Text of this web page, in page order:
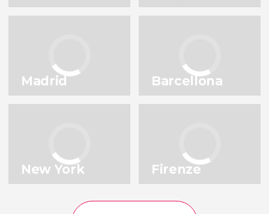
Milano Lisbona
Turchia Repubblica Ceca
Porto
Portogallo
Bruxelles
Belgio
Madrid Barcellona
New York Firenze